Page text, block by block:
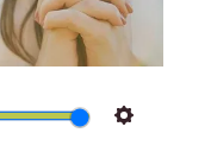
Settings